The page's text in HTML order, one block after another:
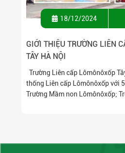
18/12/2024
GIỚI THIỆU TRƯỜNG LIÊN
TÂY HÀ NỘI
Trường Liên cấp Lômônôxốp
thống Liên cấp Lômônôxốp với
Trường Mầm non Lômônôxốp;